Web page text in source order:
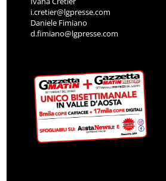
Daniele Fimiano
d.fimiano@lgpresse.com